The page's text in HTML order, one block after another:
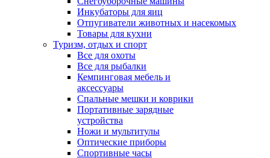
Инкубаторы для яиц
Отпугиватели животных и насекомых
Товары для кухни
Туризм, отдых и спорт
Все для охоты
Все для рыбалки
Кемпинговая мебель и
аксессуары
Спальные мешки и коврики
Портативные зарядные
устройства
Ножи и мультитулы
Оптические приборы
Спортивные часы